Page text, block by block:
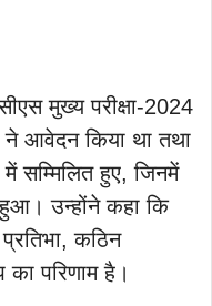
मुख्य परीक्षा-2024
आवेदन किया था तथा
में सम्मिलित हुए, जिनमें
उन्होंने कहा कि
कठिन
परिणाम है।